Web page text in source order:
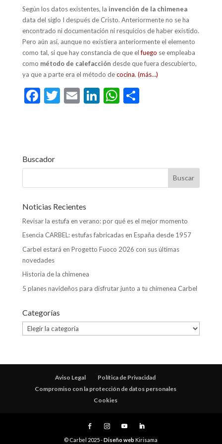
Según los datos existentes, la invención de la chimenea
data del siglo I después de Cristo. Anteriormente no se ha
encontrado ni documentación ni resquicios de haber existido.
Pero aún así, aunque no existiera anteriormente el elemento
como tal, si que hay constancia de que elfuego se empleaba
como método de calefacción desde que fuera descubierto,
ya que a parte era el método decocina. (más…)
F
o
o
k
T E Li W
p
p
C
ti
r
Buscador
Noticias Recientes
Revisar la estufa en verano: por qué es el mejor momento
Esencia CARBEL: estufas fabricadas en España desde 1957
Carbel estará en Progetto Fuoco 2026 con sus últimas
novedades
Historia de la chimenea
5 planes navideños para disfrutar junto a tu chimenea Carbel
Categorías
Categorías
Aviso Legal
Política de Privacidad
Compromiso con la protección de datos personales
Cookies
© Carbel 2025 -Diseño web Kirisama